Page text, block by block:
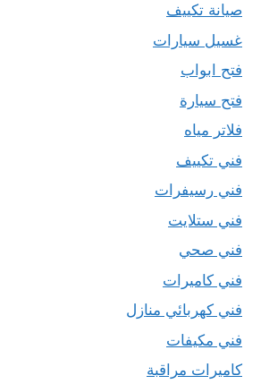
صيانة تكييف
غسيل سيارات
فتح ابواب
فتح سيارة
فلاتر مياه
فني تكييف
فني رسيفرات
فني ستلايت
فني صحي
فني كاميرات
فني كهربائي منازل
فني مكيفات
كاميرات مراقبة